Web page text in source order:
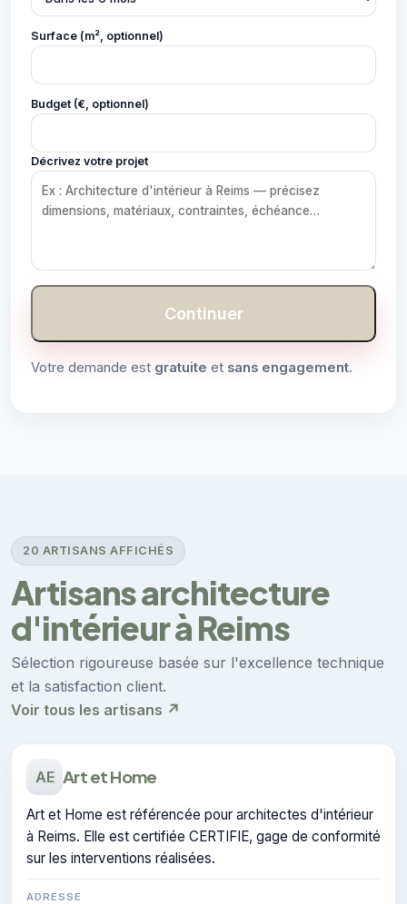
Surface (m², optionnel)
Budget (€, optionnel)
Décrivez votre projet
Continuer
Votre demande est gratuite et sans engagement.
20 ARTISANS AFFICHÉS
Artisans architecture
d'intérieur à Reims
Sélection rigoureuse basée sur l'excellence technique
et la satisfaction client.
Voir tous les artisans ↗
AE Art et Home
Art et Home est référencée pour architectes d'intérieur
à Reims. Elle est certifiée CERTIFIE, gage de conformité
sur les interventions réalisées.
ADRESSE